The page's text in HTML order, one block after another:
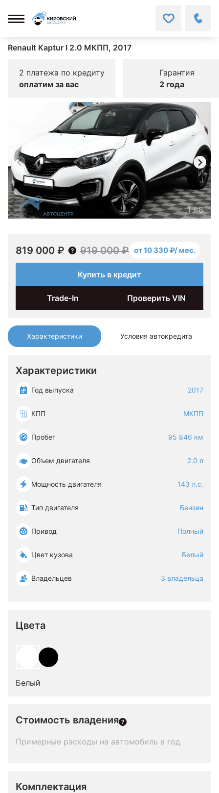
Renault Kaptur I 2.0 МКПП, 2017
2 платежа по кредиту
оплатим за вас
Гарантия
2 года
Характеристики Условия автокредита
Характеристики
Год выпуска 2017
КПП МКПП
Пробег 95 846 км
Объем двигателя 2.0 л
Мощность двигателя 143 л.с.
Тип двигателя Бензин
Привод Полный
Цвет кузова Белый
Владельцев 3 владельца
Цвета
Белый
Стоимость владения
Примерные расходы на автомобиль в год
Комплектация
1/8
819 000 ₽ 919 000 ₽ от 10 330 ₽/ мес.
Купить в кредит
Trade-In Проверить VIN